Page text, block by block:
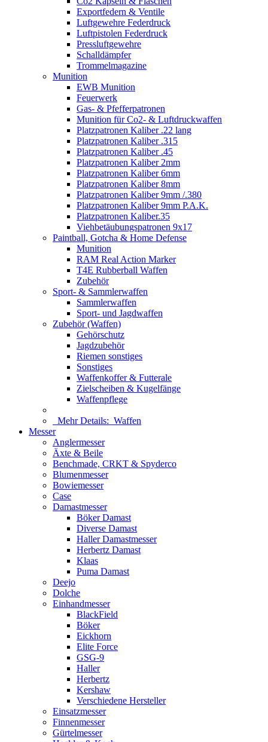
Exportfedern & Ventile
Luftgewehre Federdruck
Luftpistolen Federdruck
Pressluftgewehre
Schalldämpfer
Trommelmagazine
Munition
EWB Munition
Feuerwerk
Gas- & Pfefferpatronen
Munition für Co2- & Luftdruckwaffen
Platzpatronen Kaliber .22 lang
Platzpatronen Kaliber .315
Platzpatronen Kaliber .45
Platzpatronen Kaliber 2mm
Platzpatronen Kaliber 6mm
Platzpatronen Kaliber 8mm
Platzpatronen Kaliber 9mm /.380
Platzpatronen Kaliber 9mm P.A.K.
Platzpatronen Kaliber.35
Viehbetäubungspatronen 9x17
Paintball, Gotcha & Home Defense
Munition
RAM Real Action Marker
T4E Rubberball Waffen
Zubehör
Sport- & Sammlerwaffen
Sammlerwaffen
Sport- und Jagdwaffen
Zubehör (Waffen)
Gehörschutz
Jagdzubehör
Riemen sonstiges
Sonstiges
Waffenkoffer & Futterale
Zielscheiben & Kugelfänge
Waffenpflege
Mehr Details: Waffen
Messer
Anglermesser
Äxte & Beile
Benchmade, CRKT & Spyderco
Blumenmesser
Bowiemesser
Case
Damastmesser
Böker Damast
Diverse Damast
Haller Damastmesser
Herbertz Damast
Klaas
Puma Damast
Deejo
Dolche
Einhandmesser
BlackField
Böker
Eickhorn
Elite Force
GSG-9
Haller
Herbertz
Kershaw
Verschiedene Hersteller
Einsatzmesser
Finnenmesser
Gürtelmesser